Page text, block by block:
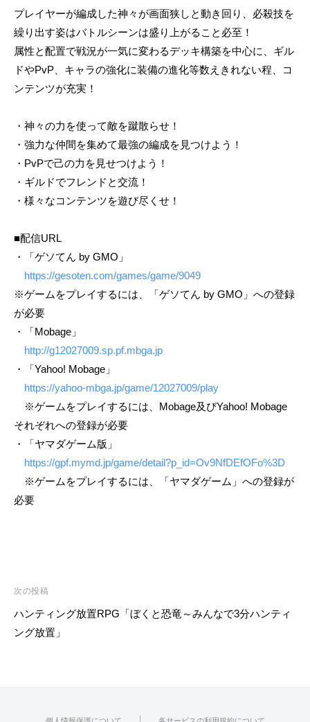
プレイヤーが編成した神々が画面狭しと動き回り、必殺技を
繰り出す姿はバトルシーンは盛り上がること必至！
属性と配置で戦況が一気に変わるデッキ構築を中心に、ギル
ドやPvP、キャラの強化に装備の進化等数えきれない程、コ
ンテンツが充実！
・神々の力を使って敵を蹴散らせ！
・強力な仲間を集めて最強の編成を見つけよう！
・PvPで己の力を見せつけよう！
・ギルドでフレンドと交流！
・様々なコンテンツを遊び尽くせ！
■配信URL
・「ゲソてん by GMO」
https://gesoten.com/games/game/9049
※ゲームをプレイするには、「ゲソてん by GMO」への登録
が必要
・「Mobage」
http://g12027009.sp.pf.mbga.jp
・「Yahoo! Mobage」
https://yahoo-mbga.jp/game/12027009/play
※ゲームをプレイするには、Mobage及びYahoo! Mobage
それぞれへの登録が必要
・「ヤマダゲーム版」
https://gpf.mymd.jp/game/detail?p_id=Ov9NfDEfOFo%3D
※ゲームをプレイするには、「ヤマダゲーム」への登録が
必要
投
稿
ナ
次の投稿
ハンティング放置RPG「ぼくと恐竜～みんなで3分ハンティ
ング放置」
｜